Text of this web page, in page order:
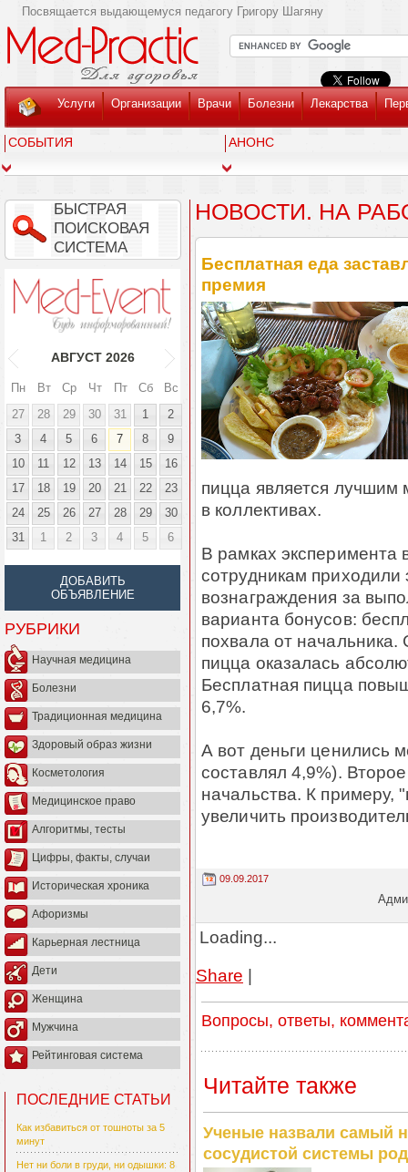
Посвящается выдающемуся педагогу Григору Шагяну
Услуги Организации Врачи Болезни Лекарства
СОБЫТИЯ АНОНС
БЫСТРАЯ
ПОИСКОВАЯ
СИСТЕМА
АВГУСТ 2026
Пн Вт Ср Чт Пт Сб
Вс
27
28 29 30 31 1
2
3
4 5 6 7 8
9
10
11 12 13 14 15
16
17
18 19 20 21 22
23
24
25 26 27 28 29
30
31
1 2 3 4 5 6
ДОБАВИТЬ
ОБЪЯВЛЕНИЕ
РУБРИКИ
Научная медицина
Болезни
Традиционная медицина
Здоровый образ жизни
Косметология
Медицинское право
Алгоритмы, тесты
Цифры, факты, случаи
Историческая хроника
Афоризмы
Карьерная лестница
Дети
Женщина
Мужчина
Рейтинговая система
ПОСЛЕДНИЕ СТАТЬИ
Как избавиться от тошноты за 5
минут
Нет ни боли в груди, ни одышки: 8
НОВОСТИ. НА
Бесплатная еда
премия
пицца является лучшим
в коллективах.
В рамках эксперимента
сотрудникам
вознаграждения за
варианта бонусов:
похвала от начальника.
пицца оказалась
Бесплатная пицца
6,7%.
А вот деньги ценились
составлял 4,9%).
начальства. К примеру,
увеличить
09.09.2017
Loading...
Share |
Вопросы, ответы,
Читайте также
Ученые назвали самый
сосудистой системы